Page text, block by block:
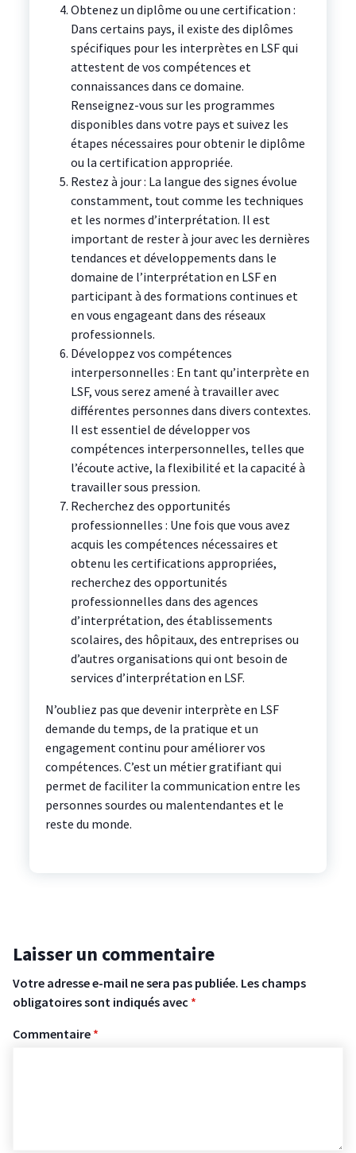
Obtenez un diplôme ou une certification :
Dans certains pays, il existe des diplômes
spécifiques pour les interprètes en LSF qui
attestent de vos compétences et
connaissances dans ce domaine.
Renseignez-vous sur les programmes
disponibles dans votre pays et suivez les
étapes nécessaires pour obtenir le diplôme
ou la certification appropriée.
Restez à jour : La langue des signes évolue
constamment, tout comme les techniques
et les normes d’interprétation. Il est
important de rester à jour avec les dernières
tendances et développements dans le
domaine de l’interprétation en LSF en
participant à des formations continues et
en vous engageant dans des réseaux
professionnels.
Développez vos compétences
interpersonnelles : En tant qu’interprète en
LSF, vous serez amené à travailler avec
différentes personnes dans divers contextes.
Il est essentiel de développer vos
compétences interpersonnelles, telles que
l’écoute active, la flexibilité et la capacité à
travailler sous pression.
Recherchez des opportunités
professionnelles : Une fois que vous avez
acquis les compétences nécessaires et
obtenu les certifications appropriées,
recherchez des opportunités
professionnelles dans des agences
d’interprétation, des établissements
scolaires, des hôpitaux, des entreprises ou
d’autres organisations qui ont besoin de
services d’interprétation en LSF.
N’oubliez pas que devenir interprète en LSF
demande du temps, de la pratique et un
engagement continu pour améliorer vos
compétences. C’est un métier gratifiant qui
permet de faciliter la communication entre les
personnes sourdes ou malentendantes et le
reste du monde.
Laisser un commentaire
Votre adresse e-mail ne sera pas publiée. Les champs
obligatoires sont indiqués avec *
Commentaire *